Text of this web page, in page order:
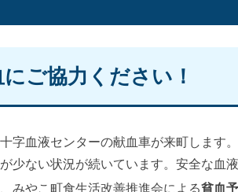
ご協力ください！
字血液センターの献血車が来町します
少ない状況が続いています。安全な血
みやこ町食生活改善推進会による貧血